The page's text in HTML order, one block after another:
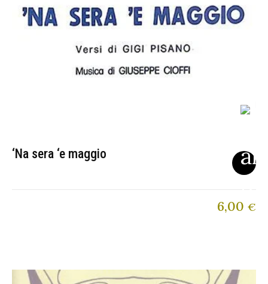
‘Na sera ‘e maggio
6,00 €